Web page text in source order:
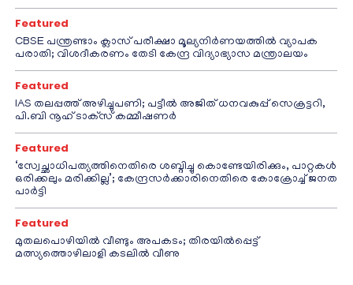
Featured
CBSE പന്ത്രണ്ടാം ക്ലാസ് പരീക്ഷാ മൂല്യനിർണയത്തിൽ വ്യാപക
പരാതി; വിശദീകരണം തേടി കേന്ദ്ര വിദ്യാഭ്യാസ മന്ത്രാലയം
Featured
IAS തലപ്പത്ത് അഴിച്ചുപണി; പട്ടീല്‍ അജിത് ധനവകുപ്പ് സെക്രട്ടറി,
പി.ബി നൂഹ് ടാക്‌സ് കമ്മീഷണര്‍
Featured
‘സ്വേച്ഛാധിപത്യത്തിനെതിരെ ശബ്ദിച്ചു കൊണ്ടേയിരിക്കും, പാറ്റകൾ
ഒരിക്കലും മരിക്കില്ല’; കേന്ദ്രസർക്കാരിനെതിരെ കോക്രോച്ച് ജനത
പാർട്ടി
Featured
മുതലപൊഴിയിൽ വീണ്ടും അപകടം; തിരയിൽപ്പെട്ട്
മത്സ്യത്തൊഴിലാളി കടലിൽ വീണു